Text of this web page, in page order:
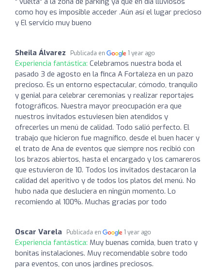
como hoy es imposible acceder .Aún así el lugar precioso
y El servicio muy bueno
Sheila Álvarez Publicada en 1 year ago
Experiencia fantástica: Celebramos nuestra boda el
pasado 3 de agosto en la finca A Fortaleza en un pazo
precioso. Es un entorno espectacular, cómodo, tranquilo
y genial para celebrar ceremonias y realizar reportajes
fotográficos. Nuestra mayor preocupación era que
nuestros invitados estuviesen bien atendidos y
ofrecerles un menú de calidad. Todo salió perfecto. El
trabajo que hicieron fue magnífico, desde el buen hacer y
el trato de Ana de eventos que siempre nos recibió con
los brazos abiertos, hasta el encargado y los camareros
que estuvieron de 10. Todos los invitados destacaron la
calidad del aperitivo y de todos los platos del menú. No
hubo nada que desluciera en ningún momento. Lo
recomiendo al 100%. Muchas gracias por todo
Oscar Varela Publicada en 1 year ago
Experiencia fantástica: Muy buenas comida, buen trato y
bonitas instalaciones. Muy recomendable sobre todo
para eventos, con unos jardines preciosos.